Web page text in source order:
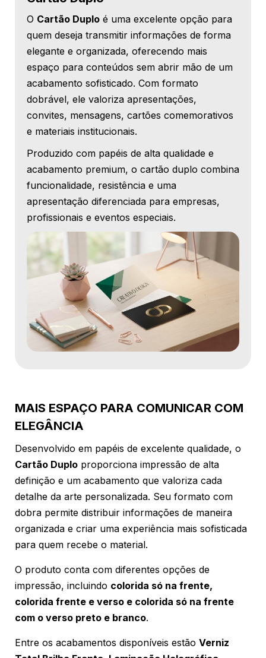
O Cartão Duplo é uma excelente opção para
quem deseja transmitir informações de forma
elegante e organizada, oferecendo mais
espaço para conteúdos sem abrir mão de um
acabamento sofisticado. Com formato
dobrável, ele valoriza apresentações,
convites, mensagens, cartões comemorativos
e materiais institucionais.
Produzido com papéis de alta qualidade e
acabamento premium, o cartão duplo combina
funcionalidade, resistência e uma
apresentação diferenciada para empresas,
profissionais e eventos especiais.
MAIS ESPAÇO PARA COMUNICAR COM
ELEGÂNCIA
Desenvolvido em papéis de excelente qualidade, o
Cartão Duplo proporciona impressão de alta
definição e um acabamento que valoriza cada
detalhe da arte personalizada. Seu formato com
dobra permite distribuir informações de maneira
organizada e criar uma experiência mais sofisticada
para quem recebe o material.
O produto conta com diferentes opções de
impressão, incluindo colorida só na frente,
colorida frente e verso e colorida só na frente
com o verso preto e branco.
Entre os acabamentos disponíveis estão Verniz